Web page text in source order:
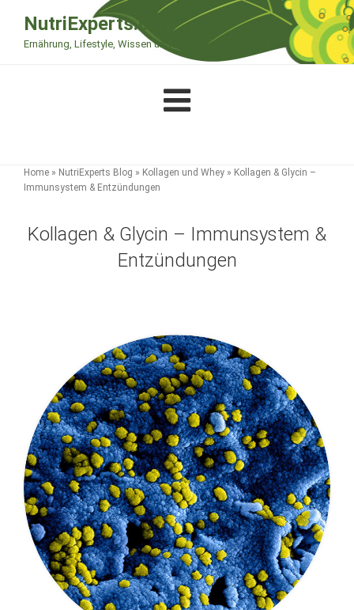
Inhalt
springen
NutriExperts.com
Ernährung, Lifestyle, Wissen und Therapie
Home » NutriExperts Blog » Kollagen und Whey » Kollagen & Glycin –
Immunsystem & Entzündungen
Kollagen & Glycin – Immunsystem &
Entzündungen